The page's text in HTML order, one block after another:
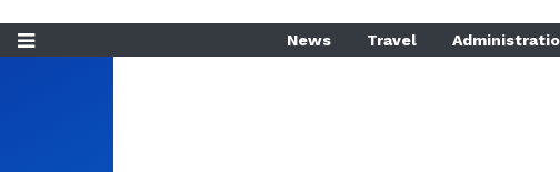
News Travel